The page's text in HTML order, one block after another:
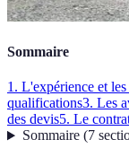
Sommaire
1. L'expérience et les
qualifications3. Les
des devis5. Le
Sommaire(7